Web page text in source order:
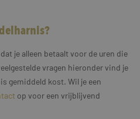
je alleen betaalt voor de uren die
vragen hieronder vind je
gemiddeld kost. Wil je een
op voor een vrijblijvend